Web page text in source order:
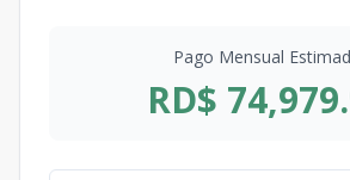
Pago Mensual
RD$